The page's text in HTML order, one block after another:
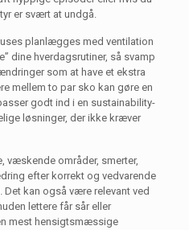
er svært at undgå.
planlægges med ventilation
dine hverdagsrutiner, så svamp
som at have et ekstra
mellem to par sko kan gøre en
godt ind i en sustainability-
løsninger, der ikke kræver
væskende områder, smerter,
efter korrekt og vedvarende
kan også være relevant ved
lettere får sår eller
mest hensigtsmæssige